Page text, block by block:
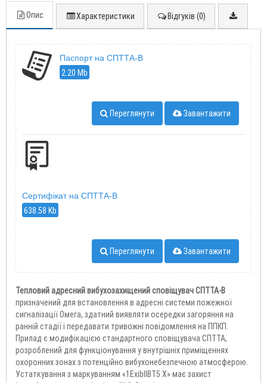
Опис Характеристики Відгуків (0)
Паспорт на СПТТА-В
2.20 Mb
Переглянути Завантажити
Сертифікат на СПТТА-В
638.58 Kb
Переглянути Завантажити
Тепловий адресний вибухозахищений сповіщувач СПТТА-В
призначений для встановлення в адресні системи пожежної
сигналізації Омега, здатний виявляти осередки загоряння на
ранній стадії і передавати тривожні повідомлення на ППКП.
Прилад є модифікацією стандартного сповіщувача СПТТА,
розроблений для функціонування у внутрішніх приміщеннях
охоронних зонах з потенційно вибухонебезпечною атмосферою.
Устаткування з маркуванням «1ExіbІІВТ5 X» має захист